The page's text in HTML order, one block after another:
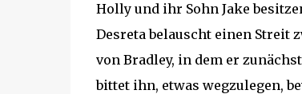
Holly und ihr Sohn Jake
Desreta belauscht einen Streit
von Bradley, in dem er
bittet ihn, etwas wegzulegen,